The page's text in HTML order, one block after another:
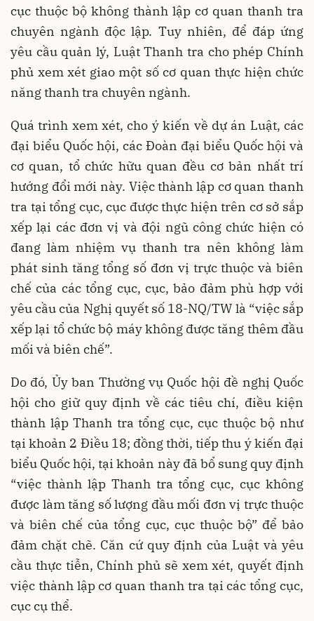
cục thuộc bộ không thành lập cơ quan thanh tra
chuyên ngành độc lập. Tuy nhiên, để đáp ứng
yêu cầu quản lý, Luật Thanh tra cho phép Chính
phủ xem xét giao một số cơ quan thực hiện chức
năng thanh tra chuyên ngành.
Quá trình xem xét, cho ý kiến về dự án Luật, các
đại biểu Quốc hội, các Đoàn đại biểu Quốc hội và
cơ quan, tổ chức hữu quan đều cơ bản nhất trí
hướng đổi mới này. Việc thành lập cơ quan thanh
tra tại tổng cục, cục được thực hiện trên cơ sở sắp
xếp lại các đơn vị và đội ngũ công chức hiện có
đang làm nhiệm vụ thanh tra nên không làm
phát sinh tăng tổng số đơn vị trực thuộc và biên
chế của các tổng cục, cục, bảo đảm phù hợp với
yêu cầu của Nghị quyết số 18-NQ/TW là “việc sắp
xếp lại tổ chức bộ máy không được tăng thêm đầu
mối và biên chế”.
Do đó, Ủy ban Thường vụ Quốc hội đề nghị Quốc
hội cho giữ quy định về các tiêu chí, điều kiện
thành lập Thanh tra tổng cục, cục thuộc bộ như
tại khoản 2 Điều 18; đồng thời, tiếp thu ý kiến đại
biểu Quốc hội, tại khoản này đã bổ sung quy định
“việc thành lập Thanh tra tổng cục, cục không
được làm tăng số lượng đầu mối đơn vị trực thuộc
và biên chế của tổng cục, cục thuộc bộ” để bảo
đảm chặt chẽ. Căn cứ quy định của Luật và yêu
cầu thực tiễn, Chính phủ sẽ xem xét, quyết định
việc thành lập cơ quan thanh tra tại các tổng cục,
cục cụ thể.